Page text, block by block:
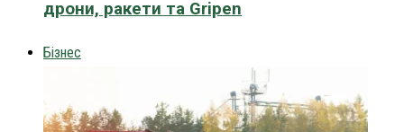
дрони, ракети та Gripen
Бізнес